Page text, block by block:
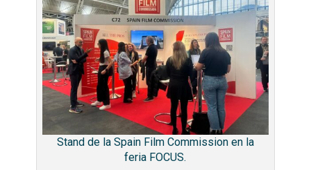
Stand de la Spain Film Commission en la
feria FOCUS.